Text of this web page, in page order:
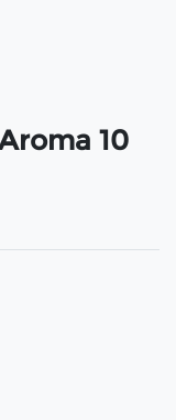
10